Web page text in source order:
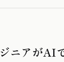
ニアがAI